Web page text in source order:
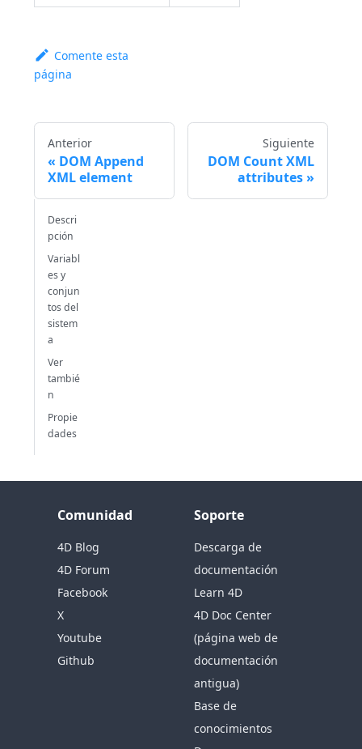
Comente esta
página
Anterior
DOM Append
XML element
Siguiente
DOM Count XML
attributes
Descri
pción
Variabl
es y
conjun
tos del
sistem
a
Ver
tambié
n
Propie
dades
Comunidad
4D Blog
4D Forum
Facebook
X
Youtube
Github
Soporte
Descarga de
documentación
Learn 4D
4D Doc Center
(página web de
documentación
antigua)
Base de
conocimientos